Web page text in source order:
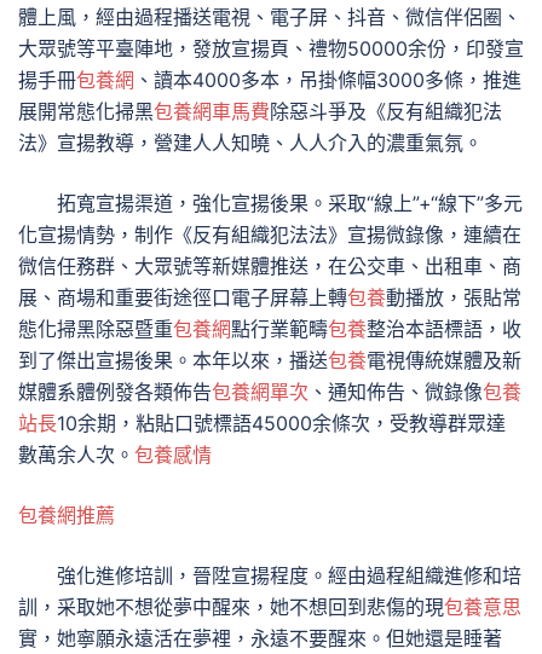
體上風，經由過程播送電視、電子屏、抖音、微信伴侶圈、
大眾號等平臺陣地，發放宣揚頁、禮物50000余份，印發宣
揚手冊包養網 、讀本4000多本，吊掛條幅3000多條，推進
展開常態化掃黑包養網車馬費除惡斗爭及《反有組織犯法
法》宣揚教導，營建人人知曉、人人介入的濃重氣氛。
拓寬宣揚渠道，強化宣揚後果。采取“線上”+“線下”多元
化宣揚情勢，制作《反有組織犯法法》宣揚微錄像，連續在
微信任務群、大眾號等新媒體推送，在公交車、出租車、商
展、商場和重要街途徑口電子屏幕上轉包養動播放，張貼常
態化掃黑除惡暨重包養網點行業範疇包養整治本語標語，收
到了傑出宣揚後果。本年以來，播送包養電視傳統媒體及新
媒體系體例發各類佈告包養網單次 、通知佈告、微錄像包養
站長10余期，粘貼口號標語45000余條次，受教導群眾達
數萬余人次。 包養感情
包養網推薦
強化進修培訓，晉陞宣揚程度。經由過程組織進修和培
訓，采取她不想從夢中醒來，她不想回到悲傷的現包養意思
實，她寧願永遠活在夢裡，永遠不要醒來。但她還是睡著